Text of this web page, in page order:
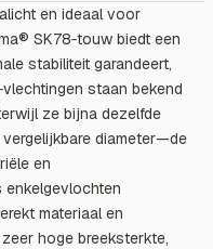
en ideaal voor
SK78‑touw biedt een
stabiliteit garandeert,
staan bekend
ze bijna dezelfde
diameter—de
en
enkelgevlochten
materiaal en
hoge breeksterkte,